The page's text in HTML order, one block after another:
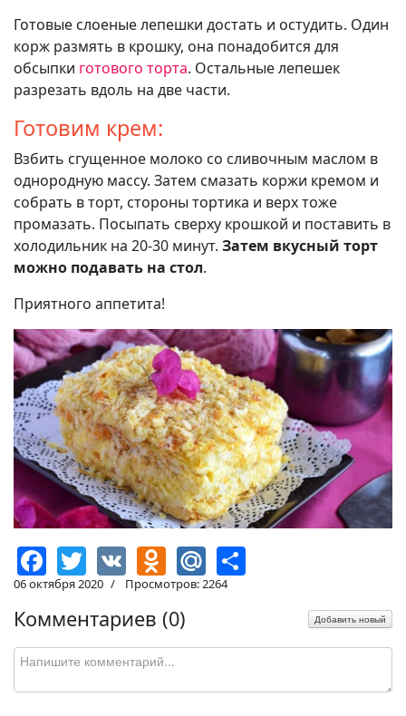
Готовые слоеные лепешки достать и остудить. Один
корж размять в крошку, она понадобится для
обсыпки готового торта. Остальные лепешек
разрезать вдоль на две части.
Готовим крем:
Взбить сгущенное молоко со сливочным маслом в
однородную массу. Затем смазать коржи кремом и
собрать в торт, стороны тортика и верх тоже
промазать. Посыпать сверху крошкой и поставить в
холодильник на 20-30 минут. Затем вкусный торт
можно подавать на стол.
Приятного аппетита!
Facebook
Twitter
VK Odnoklassniki
Mail.Ru
06 октября 2020 Просмотров: 2264
Комментариев (0) Добавить новый